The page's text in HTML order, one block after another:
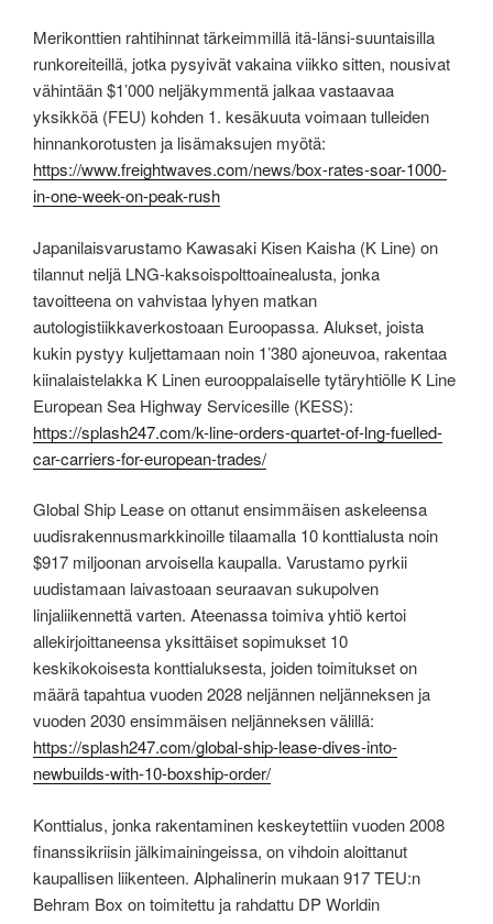
Merikonttien rahtihinnat tärkeimmillä itä-länsi-suuntaisilla
runkoreiteillä, jotka pysyivät vakaina viikko sitten, nousivat
vähintään $1’000 neljäkymmentä jalkaa vastaavaa
yksikköä (FEU) kohden 1. kesäkuuta voimaan tulleiden
hinnankorotusten ja lisämaksujen myötä:
https://www.freightwaves.com/news/box-rates-soar-1000-
in-one-week-on-peak-rush
Japanilaisvarustamo Kawasaki Kisen Kaisha (K Line) on
tilannut neljä LNG-kaksoispolttoainealusta, jonka
tavoitteena on vahvistaa lyhyen matkan
autologistiikkaverkostoaan Euroopassa. Alukset, joista
kukin pystyy kuljettamaan noin 1’380 ajoneuvoa, rakentaa
kiinalaistelakka K Linen eurooppalaiselle tytäryhtiölle K Line
European Sea Highway Servicesille (KESS):
https://splash247.com/k-line-orders-quartet-of-lng-fuelled-
car-carriers-for-european-trades/
Global Ship Lease on ottanut ensimmäisen askeleensa
uudisrakennusmarkkinoille tilaamalla 10 konttialusta noin
$917 miljoonan arvoisella kaupalla. Varustamo pyrkii
uudistamaan laivastoaan seuraavan sukupolven
linjaliikennettä varten. Ateenassa toimiva yhtiö kertoi
allekirjoittaneensa yksittäiset sopimukset 10
keskikokoisesta konttialuksesta, joiden toimitukset on
määrä tapahtua vuoden 2028 neljännen neljänneksen ja
vuoden 2030 ensimmäisen neljänneksen välillä:
https://splash247.com/global-ship-lease-dives-into-
newbuilds-with-10-boxship-order/
Konttialus, jonka rakentaminen keskeytettiin vuoden 2008
finanssikriisin jälkimainingeissa, on vihdoin aloittanut
kaupallisen liikenteen. Alphalinerin mukaan 917 TEU:n
Behram Box on toimitettu ja rahdattu DP Worldin